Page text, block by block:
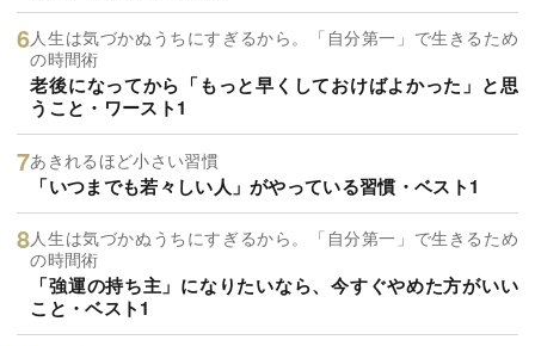
人生は気づかぬうちにすぎるから。「自分第一」で生きるため
の時間術
老後になってから「もっと早くしておけばよかった」と思
うこと・ワースト1
あきれるほど小さい習慣
「いつまでも若々しい人」がやっている習慣・ベスト1
人生は気づかぬうちにすぎるから。「自分第一」で生きるため
の時間術
「強運の持ち主」になりたいなら、今すぐやめた方がいい
こと・ベスト1